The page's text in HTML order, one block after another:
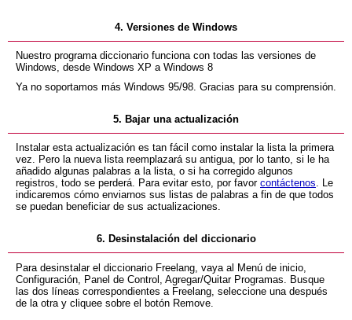
4. Versiones de Windows
Nuestro programa diccionario funciona con todas las versiones de
Windows, desde Windows XP a Windows 8
Ya no soportamos más Windows 95/98. Gracias para su comprensión.
5. Bajar una actualización
Instalar esta actualización es tan fácil como instalar la lista la primera
vez. Pero la nueva lista reemplazará su antigua, por lo tanto, si le ha
añadido algunas palabras a la lista, o si ha corregido algunos
registros, todo se perderá. Para evitar esto, por favor contáctenos. Le
indicaremos cómo enviarnos sus listas de palabras a fin de que todos
se puedan beneficiar de sus actualizaciones.
6. Desinstalación del diccionario
Para desinstalar el diccionario Freelang, vaya al Menú de inicio,
Configuración, Panel de Control, Agregar/Quitar Programas. Busque
las dos líneas correspondientes a Freelang, seleccione una después
de la otra y cliquee sobre el botón Remove.